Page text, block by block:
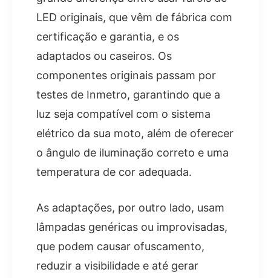
LED originais, que vêm de fábrica com
certificação e garantia, e os
adaptados ou caseiros. Os
componentes originais passam por
testes de Inmetro, garantindo que a
luz seja compatível com o sistema
elétrico da sua moto, além de oferecer
o ângulo de iluminação correto e uma
temperatura de cor adequada.
As adaptações, por outro lado, usam
lâmpadas genéricas ou improvisadas,
que podem causar ofuscamento,
reduzir a visibilidade e até gerar